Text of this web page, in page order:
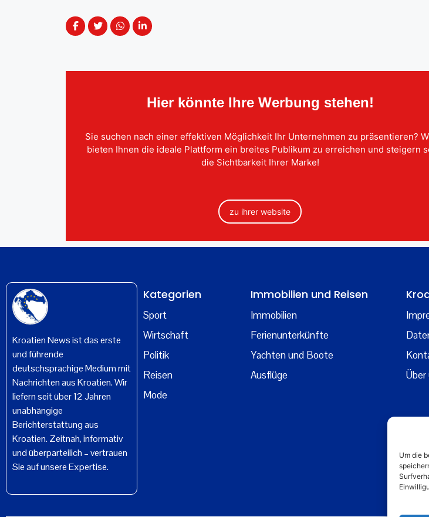
Um die
Hier könnte Ihre Werbung stehen!
Sie suchen nach einer effektiven Möglichkeit Ihr Unternehmen zu präsentieren?
bieten Ihnen die ideale Plattform ein breites Publikum zu erreichen und steigern
die Sichtbarkeit Ihrer Marke!
zu ihrer website
Kroatien News ist das erste
und führende
deutschsprachige Medium mit
Nachrichten aus Kroatien. Wir
liefern seit über 12 Jahren
unabhängige
Berichterstattung aus
Kroatien. Zeitnah, informativ
und überparteilich – vertrauen
Sie auf unsere Expertise.
Kategorien
Sport
Wirtschaft
Politik
Reisen
Mode
Immobilien und Reisen
Immobilien
Ferienunterkünfte
Yachten und Boote
Ausflüge
Über